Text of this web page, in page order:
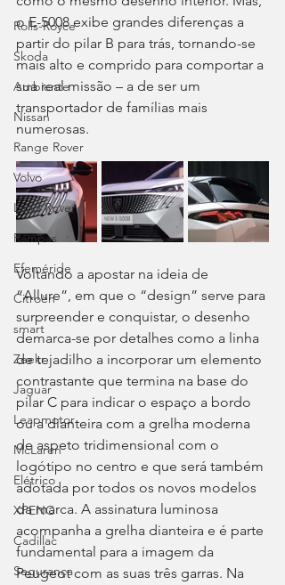
Rolls-Royce
Skoda
Ambiente
Nissan
Range Rover
Volvo
Land Rover
Rampas
Efeméride
Citroën
smart
Zeekr
Jaguar
Leapmotor
McLaren
Elétrico
XPENG
Cadillac
Segurança
o E-5008 exibe grandes diferenças a
partir do pilar B para trás, tornando-se
mais alto e comprido para comportar a
sua real missão – a de ser um
transportador de famílias mais
numerosas.
Voltando a apostar na ideia de
“Allure”, em que o “design” serve para
surpreender e conquistar, o desenho
demarca-se por detalhes como a linha
de tejadilho a incorporar um elemento
contrastante que termina na base do
pilar C para indicar o espaço a bordo
ou a dianteira com a grelha moderna
de aspeto tridimensional com o
logótipo no centro e que será também
adotada por todos os novos modelos
da marca. A assinatura luminosa
acompanha a grelha dianteira e é parte
fundamental para a imagem da
Peugeot com as suas três garras. Na